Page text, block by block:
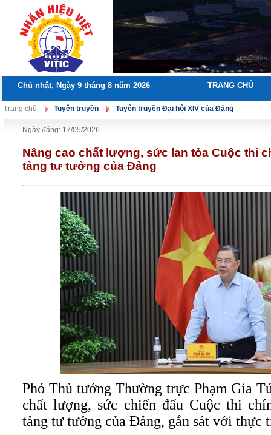
Chủ nhật, Ngày 9 tháng 8 năm 2026 TRANG CHỦ
Trang chủ Tuyên truyền Tuyên truyền Đại hội XIV của Đảng
Ngày đăng: 17/05/2026
Nâng cao chất lượng, sức lan tỏa Cuộc thi
tảng tư tưởng của Đảng
Phó Thủ tướng Thường trực Phạm Gia
chất lượng, sức chiến đấu Cuộc thi
tảng tư tưởng của Đảng, gắn sát với thực